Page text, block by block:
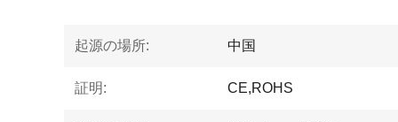
起源の場所: 中国
証明: CE,ROHS